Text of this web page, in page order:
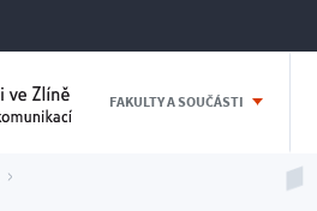
FAKULTY A SOUČÁSTI